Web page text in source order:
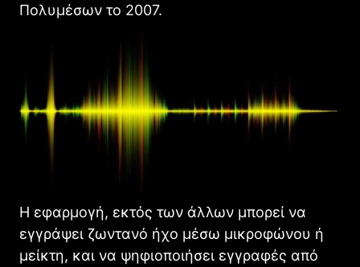
Πολυμέσων το 2007.
Η εφαρμογή, εκτός των άλλων μπορεί να
εγγράψει ζωντανό ήχο μέσω μικροφώνου ή
μείκτη, και να ψηφιοποιήσει εγγραφές από